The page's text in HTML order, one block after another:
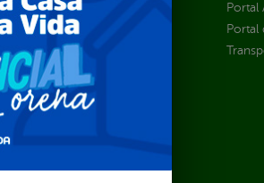
e autoridades
Recurso
um pedido
Portal
Portal